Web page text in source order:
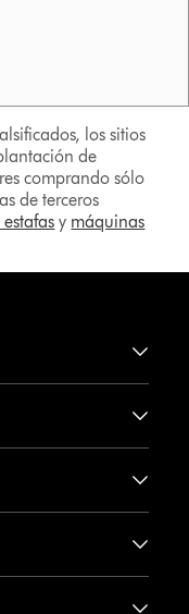
los sitios
de
comprando sólo
de terceros
y máquinas